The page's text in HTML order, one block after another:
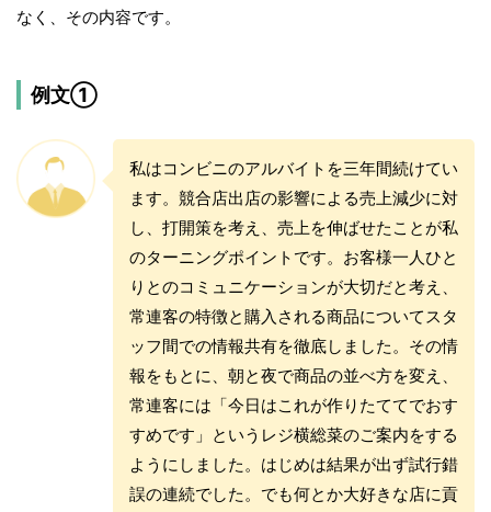
なく、その内容です。
例文①
私はコンビニのアルバイトを三年間続けてい
ます。競合店出店の影響による売上減少に対
し、打開策を考え、売上を伸ばせたことが私
のターニングポイントです。お客様一人ひと
りとのコミュニケーションが大切だと考え、
常連客の特徴と購入される商品についてスタ
ッフ間での情報共有を徹底しました。その情
報をもとに、朝と夜で商品の並べ方を変え、
常連客には「今日はこれが作りたててでおす
すめです」というレジ横総菜のご案内をする
ようにしました。はじめは結果が出ず試行錯
誤の連続でした。でも何とか大好きな店に貢